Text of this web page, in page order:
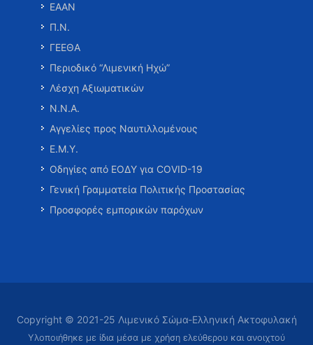
ΕΑΑΝ
Π.Ν.
ΓΕΕΘΑ
Περιοδικό “Λιμενική Ηχώ”
Λέσχη Αξιωματικών
Ν.Ν.Α.
Αγγελίες προς Ναυτιλλομένους
Ε.Μ.Υ.
Οδηγίες από ΕΟΔΥ για COVID-19
Γενική Γραμματεία Πολιτικής Προστασίας
Προσφορές εμπορικών παρόχων
Copyright © 2021-25 Λιμενικό Σώμα-Ελληνική Ακτοφυλακή
Υλοποιήθηκε με ίδια μέσα με χρήση ελεύθερου και ανοιχτού